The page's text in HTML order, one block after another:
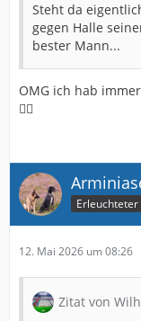
Steht da
gegen Halle
bester Mann...
OMG ich hab
🤦‍♂️
Erleuchteter
12. Mai 2026 um 08:26
Zitat von